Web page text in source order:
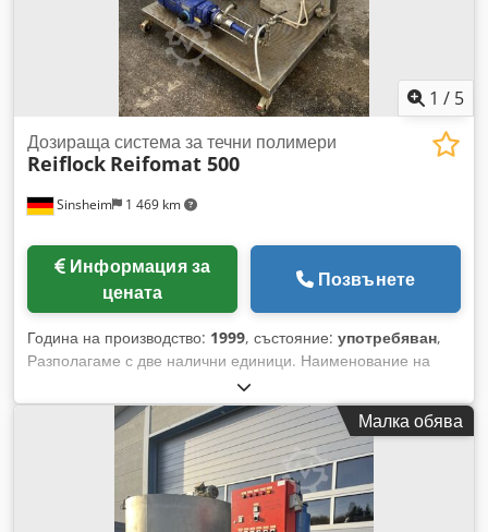
1 / 5
Sinsheim 1 469 km
Дозираща система за течни полимери
Reiflock Reifomat 500
Информация за
цената
Позвънете
Година на производство: 1999, състояние: употребяван,
Разполагаме с две налични единици. Наименование на
машината: Дозираща система за течни полимери Codpfx
Aeyvixbof Ejrf Производител: Reiflock Модел: Reifomat 500
Година на производство: 1999 Производителност:
Дозировка на полимер: 0,12 - 2,5 л/мин. Дебит на вода: 40 -
160 л/мин. Размери: Д 1000 x Ш 750 x В 1500 мм Тегло без
товар: ок. 120 кг Техническа документация: да Състояние:
Употребяван Цена: По договаряне
Малка обява